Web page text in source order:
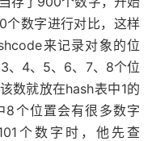
个数字进行对比，这样
来记录对象的位
、4、5、6、7、8个位
数就放在hash表中1的
8个位置会有很多数字
个数字时，他先查